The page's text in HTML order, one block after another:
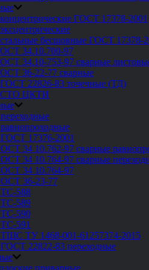
ГОСТ 17378-2001
бесшовные ГОСТ 17378-
34.10.700-97
34.10-753-97 сварные
36-22-77 сварные
22826-83 точечные (ТД)
СТО ЦКТИ
17376-2001
34 10.762-97 сварные
34 10.764-97 сварные
34 10.764-97
36-23-77
588
589
590
591
ТУ 1468-001-61257374-2015
22822-83 переходные
приварные